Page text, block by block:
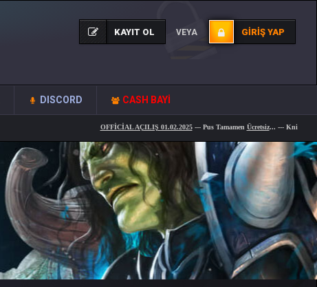
KAYIT OL VEYA GIRIŞ YAP
DISCORD CASH BAYİ
OFFİCİAL AÇILIŞ 01.02.2025--- Pus TamamenÜcretsiz... --- KnightWAR